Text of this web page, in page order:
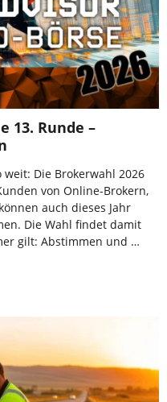
13. Runde –
Die Brokerwahl 2026
von Online-Brokern,
auch dieses Jahr
Die Wahl findet damit
gilt: Abstimmen und …